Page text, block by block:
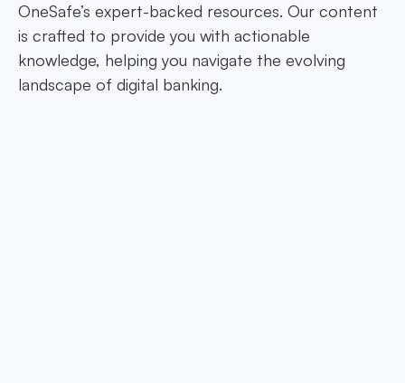
OneSafe’s expert-backed resources. Our content
is crafted to provide you with actionable
knowledge, helping you navigate the evolving
landscape of digital banking.